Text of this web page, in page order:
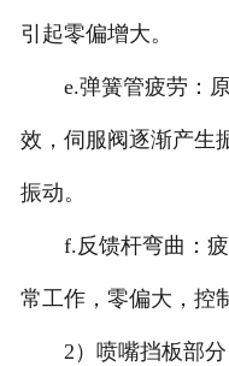
引起零偏增大。
e.弹簧管疲劳：原
效，伺服阀逐渐产生
振动。
f.反馈杆弯曲：疲
常工作，零偏大，控
2）喷嘴挡板部分